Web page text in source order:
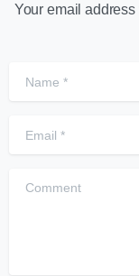
Your email
Comment